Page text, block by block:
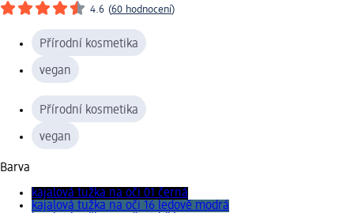
4.6 (60 hodnocení)
Přírodní kosmetika
vegan
Přírodní kosmetika
vegan
Barva
kajalová tužka na oči 01 černá
kajalová tužka na oči 16 ledově modrá